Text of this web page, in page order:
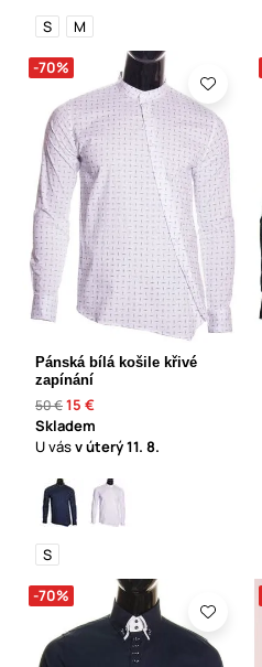
S M
-70%
Pánská bílá košile křivé
zapínání
50 €15 €
Skladem
U vásv úterý11. 8.
S
-70%